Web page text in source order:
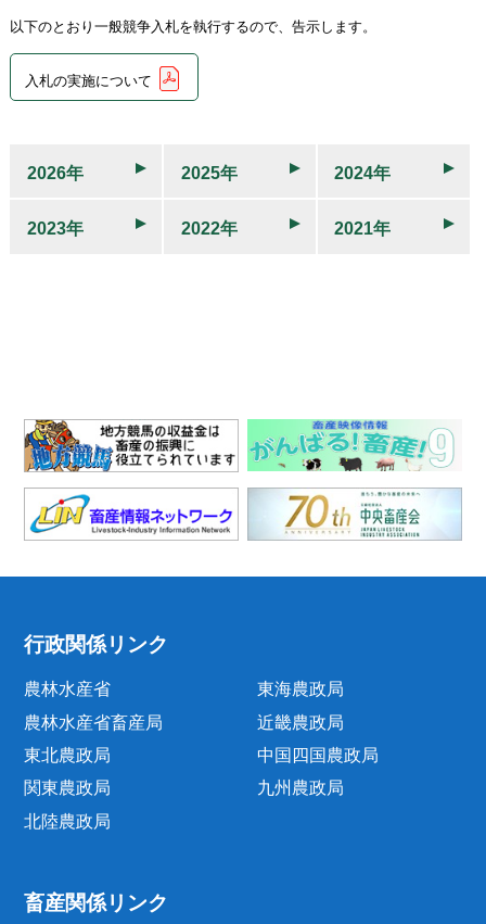
以下のとおり一般競争入札を執行するので、告示します。
入札の実施について
2026年 2025年 2024年
2023年 2022年 2021年
行政関係リンク
農林水産省
農林水産省畜産局
東北農政局
関東農政局
北陸農政局
東海農政局
近畿農政局
中国四国農政局
九州農政局
畜産関係リンク